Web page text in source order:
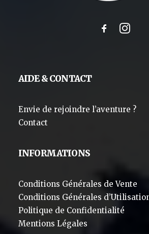
AIDE & CONTACT
Envie de rejoindre l’aventure ?
Contact
INFORMATIONS
Conditions Générales de Vente
Conditions Générales
Politique de Confidentialité
Mentions Légales